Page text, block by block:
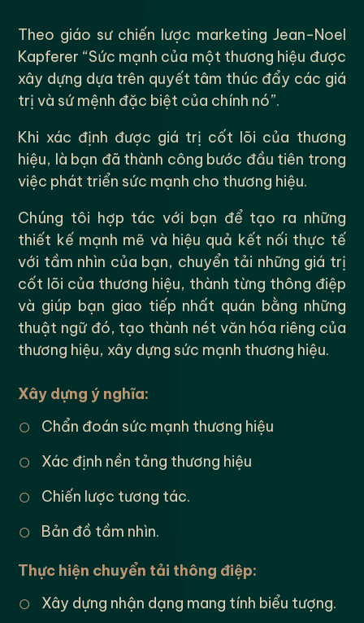
Theo giáo sư chiến lược marketing Jean-Noel
Kapferer “Sức mạnh của một thương hiệu được
xây dựng dựa trên quyết tâm thúc đẩy các giá
trị và sứ mệnh đặc biệt của chính nó”.
Khi xác định được giá trị cốt lõi của thương
hiệu, là bạn đã thành công bước đầu tiên trong
việc phát triển sức mạnh cho thương hiệu.
Chúng tôi hợp tác với bạn để tạo ra những
thiết kế mạnh mẽ và hiệu quả kết nối thực tế
với tầm nhìn của bạn, chuyển tải những giá trị
cốt lõi của thương hiệu, thành từng thông điệp
và giúp bạn giao tiếp nhất quán bằng những
thuật ngữ đó, tạo thành nét văn hóa riêng của
thương hiệu, xây dựng sức mạnh thương hiệu.
Xây dựng ý nghĩa:
○ Chẩn đoán sức mạnh thương hiệu
○ Xác định nền tảng thương hiệu
○ Chiến lược tương tác.
○ Bản đồ tầm nhìn.
Thực hiện chuyển tải thông điệp:
○ Xây dựng nhận dạng mang tính biểu tượng.